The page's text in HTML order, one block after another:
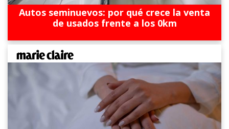
Autos seminuevos: por qué crece la venta
de usados frente a los 0km